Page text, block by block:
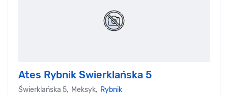
Ates Rybnik Swierklańska 5
Świerklańska 5, Meksyk, Rybnik